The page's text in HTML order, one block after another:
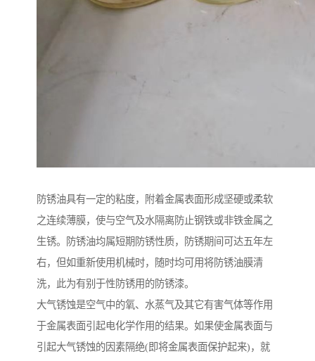
防锈油具有一定的粘度，附着金属表面形成坚硬或柔软
之连续薄膜，使与空气及水隔离防止钢铁或非铁金属之
生锈。防锈油均属短期防锈性质，防锈期间可达五年左
右，但如重新使用机械时，随时均可用将防锈油膜清
洗，此为有别于性防锈用的防锈漆。
大气锈蚀是空气中的氧、水蒸气及其它有害气体等作用
于金属表面引起电化学作用的结果。如果使金属表面与
引起大气锈蚀的因素隔绝(即将金属表面保护起来)，就